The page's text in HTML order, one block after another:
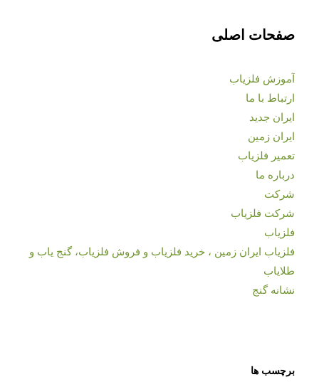
صفحات اصلی
آموزش فلزیاب
ارتباط با ما
ایران جدید
ایران زمین
تعمیر فلزیاب
درباره ما
شرکت
شرکت فلزیاب
فلزیاب
فلزیاب ایران زمین ، خرید فلزیاب و فروش فلزیاب، گنج یاب و
طلایاب
نشانه گنج
برچسب ها